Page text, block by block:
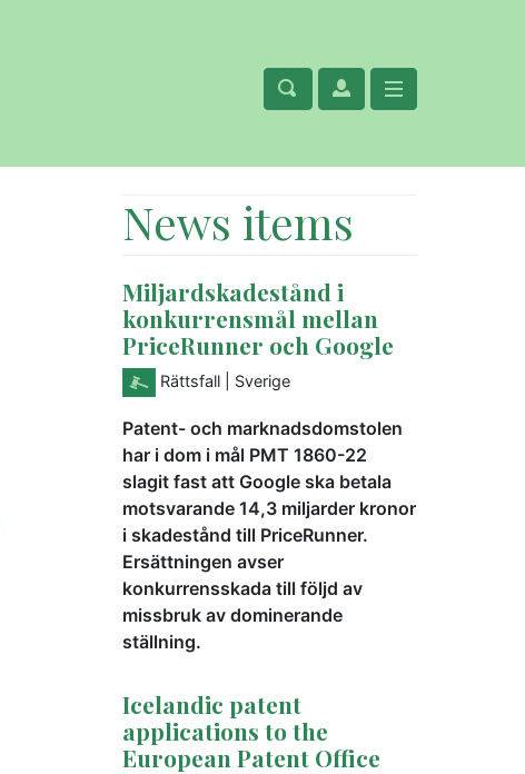
News items
Miljardskadestånd i
konkurrensmål mellan
PriceRunner och Google
Rättsfall | Sverige
Patent- och marknadsdomstolen
har i dom i mål PMT 1860-22
slagit fast att Google ska betala
motsvarande 14,3 miljarder kronor
i skadestånd till PriceRunner.
Ersättningen avser
konkurrensskada till följd av
missbruk av dominerande
ställning.
Icelandic patent
applications to the
European Patent Office